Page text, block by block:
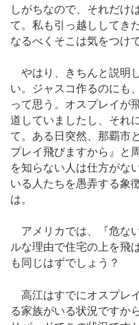
しがちなので、それだけ
て。私も引っ越ししてき
なるべくそこは気をつけ
やはり、きちんと説明
い。ジャスコ作るのにも
って思う。オスプレイが
道していましたし、それ
て。ある日突然、那覇市
プレイ飛びますから』と
を知らない人は仕方がな
いる人たちを愚弄する象
は。
アメリカでは、『危な
ルな理由で住宅の上を飛
も同じはずでしょう？
高江はすでにオスプレ
る家族がいる状況ですか